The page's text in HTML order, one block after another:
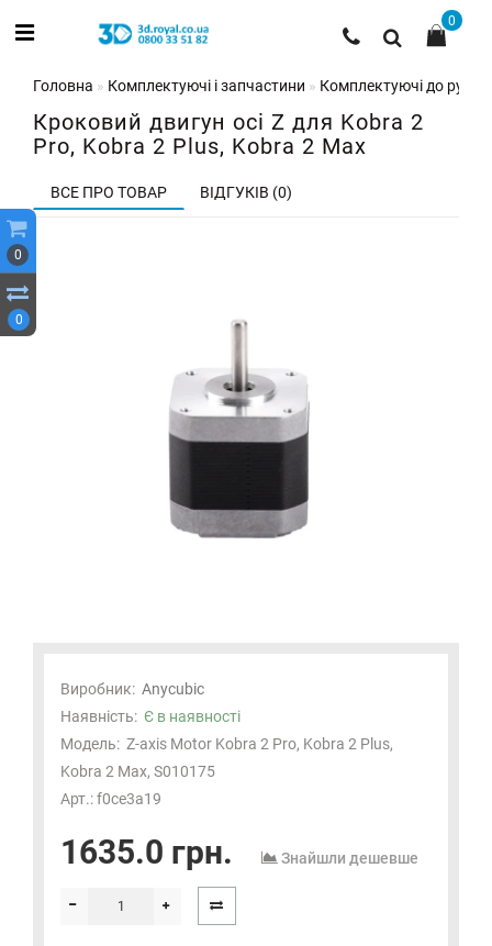
0
0
0
Головна Комплектуючі і запчастини Комплектуючі до
Кроковий двигун осі Z для Kobra 2
Pro, Kobra 2 Plus, Kobra 2 Max
ВСЕ ПРО ТОВАР ВІДГУКІВ (0)
Виробник: Anycubic
Наявність: Є в наявності
Модель: Z-axis Motor Kobra 2 Pro, Kobra 2 Plus,
Kobra 2 Max, S010175
Арт.: f0ce3a19
1635.0 грн. Знайшли дешевше